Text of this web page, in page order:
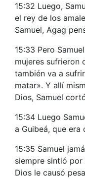
15:32 Luego,
el rey de los
Samuel, Agag
15:33 Pero
mujeres sufrieron
también va a
matar». Y allí
Dios, Samuel
15:34 Luego
a Guibeá, que era
15:35 Samuel
siempre sintió
Dios le causó